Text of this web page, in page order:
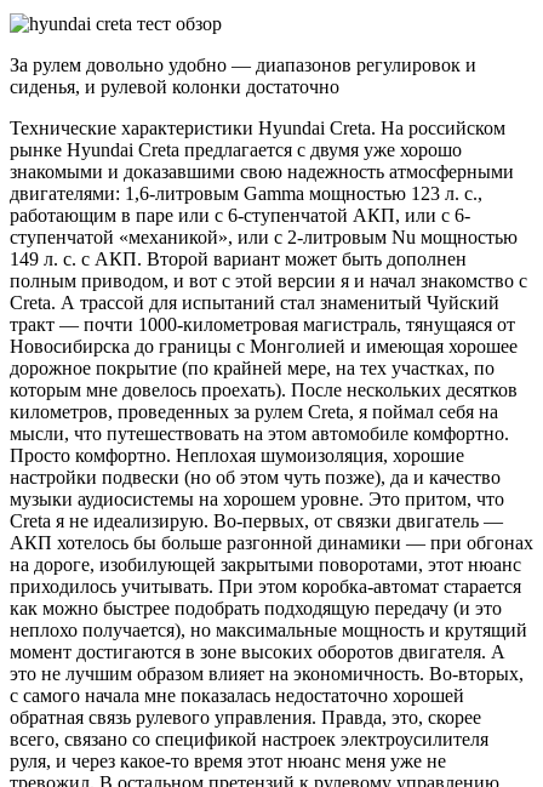
За рулем довольно удобно — диапазонов регулировок и
сиденья, и рулевой колонки достаточно
Технические характеристики Hyundai Creta. На российском
рынке Hyundai Creta предлагается с двумя уже хорошо
знакомыми и доказавшими свою надежность атмосферными
двигателями: 1,6-литровым Gamma мощностью 123 л. с.,
работающим в паре или с 6-ступенчатой АКП, или с 6-
ступенчатой «механикой», или с 2-литровым Nu мощностью
149 л. с. с АКП. Второй вариант может быть дополнен
полным приводом, и вот с этой версии я и начал знакомство с
Creta. А трассой для испытаний стал знаменитый Чуйский
тракт — почти 1000-километровая магистраль, тянущаяся от
Новосибирска до границы с Монголией и имеющая хорошее
дорожное покрытие (по крайней мере, на тех участках, по
которым мне довелось проехать). После нескольких десятков
километров, проведенных за рулем Creta, я поймал себя на
мысли, что путешествовать на этом автомобиле комфортно.
Просто комфортно. Неплохая шумоизоляция, хорошие
настройки подвески (но об этом чуть позже), да и качество
музыки аудиосистемы на хорошем уровне. Это притом, что
Creta я не идеализирую. Во-первых, от связки двигатель —
АКП хотелось бы больше разгонной динамики — при обгонах
на дороге, изобилующей закрытыми поворотами, этот нюанс
приходилось учитывать. При этом коробка-автомат старается
как можно быстрее подобрать подходящую передачу (и это
неплохо получается), но максимальные мощность и крутящий
момент достигаются в зоне высоких оборотов двигателя. А
это не лучшим образом влияет на экономичность. Во-вторых,
с самого начала мне показалась недостаточно хорошей
обратная связь рулевого управления. Правда, это, скорее
всего, связано со спецификой настроек электроусилителя
руля, и через какое-то время этот нюанс меня уже не